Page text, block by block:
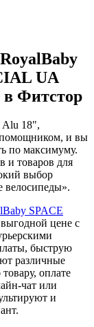
UA
Фитстор
Alu 18",
и вы
по максимуму.
и товаров для
выбор
велосипеды».
SPACE
цене с
быструю
различные
оплате
чат или
и